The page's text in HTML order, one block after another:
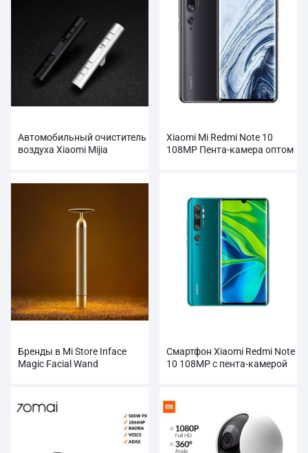
Автомобильный очиститель
воздуха Xiaomi Mijia
Xiaomi Mi Redmi Note 10
108MP Пента-камера оптом
Бренды в Mi Store Inface
Magic Facial Wand
Смартфон Xiaomi Redmi Note
10 108MP с пента-камерой